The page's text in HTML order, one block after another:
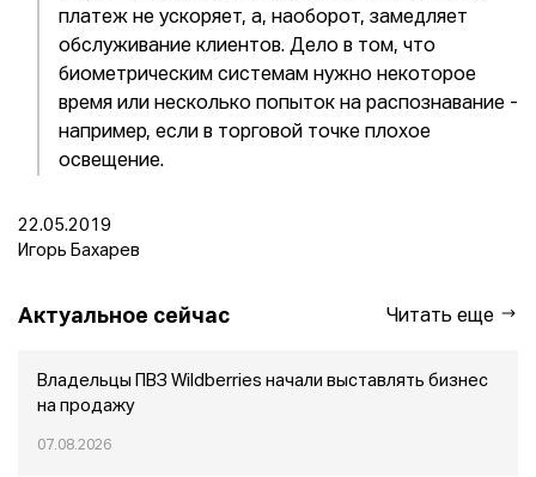
платеж не ускоряет, а, наоборот, замедляет
обслуживание клиентов. Дело в том, что
биометрическим системам нужно некоторое
время или несколько попыток на распознавание -
например, если в торговой точке плохое
освещение.
22.05.2019
Игорь Бахарев
Актуальное сейчас Читать еще
Владельцы ПВЗ Wildberries начали выставлять бизнес
на продажу
07.08.2026